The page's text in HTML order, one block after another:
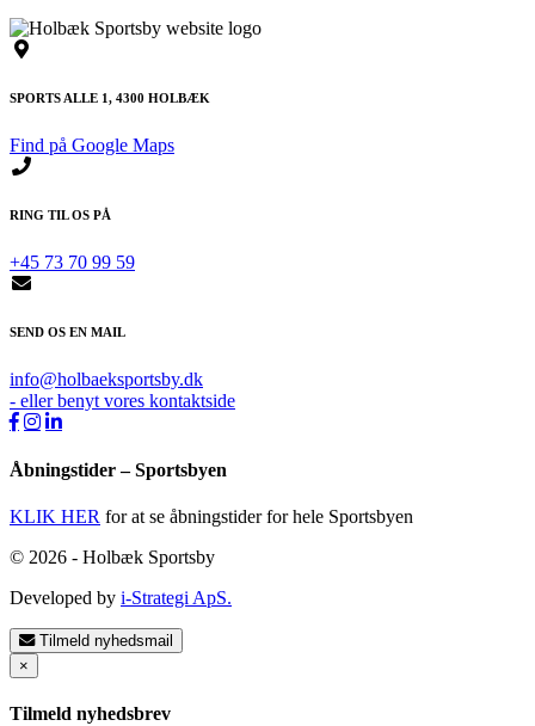
SPORTS ALLE 1, 4300 HOLBÆK
Find på Google Maps
RING TIL OS PÅ
+45 73 70 99 59
SEND OS EN MAIL
info@holbaeksportsby.dk
- eller benyt vores kontaktside
Åbningstider – Sportsbyen
KLIK HER for at se åbningstider for hele Sportsbyen
© 2026 - Holbæk Sportsby
Developed by i-Strategi ApS.
Tilmeld nyhedsmail
×
Tilmeld nyhedsbrev